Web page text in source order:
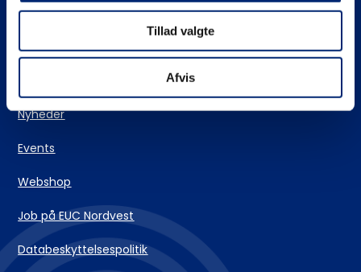
Tillad valgte
Afvis
Login og IT-support
Kontakt
Nyheder
Events
Webshop
Job på EUC Nordvest
Databeskyttelsespolitik